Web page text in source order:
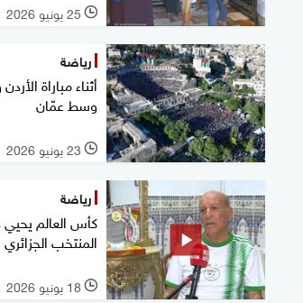
l 25 يونيو 2026
رياضة
أثناء مباراة
وسط عمّان
l 23 يونيو 2026
رياضة
كأس العالم
المنتخب الجزائري
l 18 يونيو 2026